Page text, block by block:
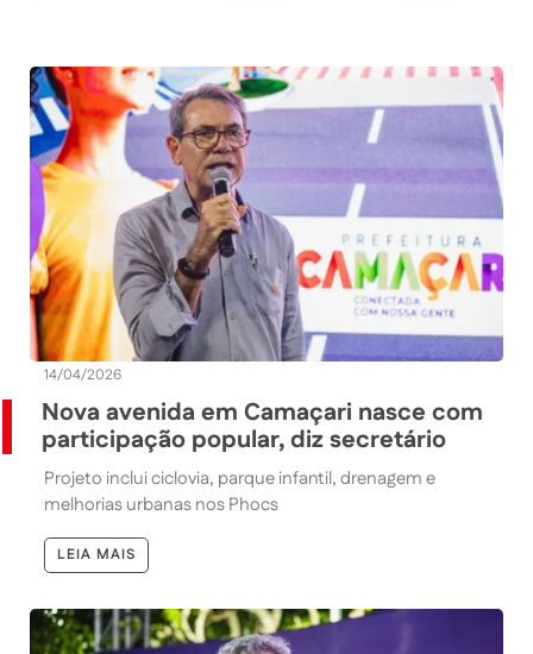
14/04/2026
Nova avenida em Camaçari nasce com
participação popular, diz secretário
Projeto inclui ciclovia, parque infantil, drenagem e
melhorias urbanas nos Phocs
LEIA MAIS